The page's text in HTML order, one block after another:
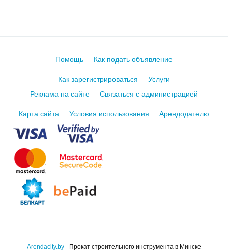
Помощь Как подать объявление
Как зарегистрироваться
Услуги
Реклама на сайте
Связаться с администрацией
Карта сайта Условия использования Арендодателю
Arendacity.by - Прокат строительного инструмента в Минске